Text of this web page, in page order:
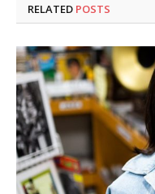
RELATED POSTS